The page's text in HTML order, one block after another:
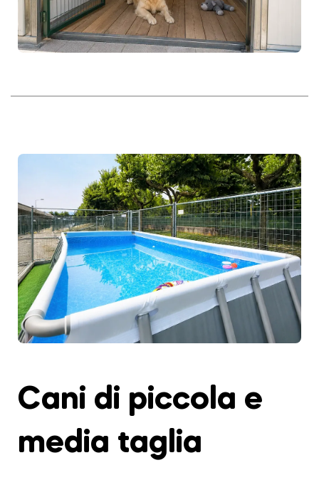
Cani di piccola e
media taglia